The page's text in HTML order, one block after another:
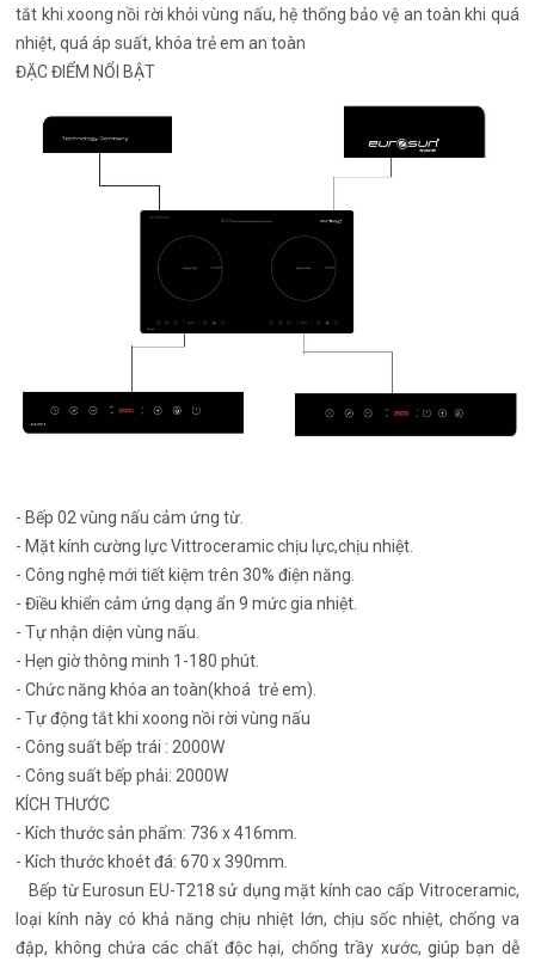
tắt khi xoong nồi rời khỏi vùng nấu, hệ thống bảo vệ an toàn khi quá
nhiệt, quá áp suất, khóa trẻ em an toàn
ĐẶC ĐIỂM NỔI BẬT
- Bếp 02 vùng nấu cảm ứng từ.
- Mặt kính cường lực Vittroceramic chịu lực,chịu nhiệt.
- Công nghệ mới tiết kiệm trên 30% điện năng.
- Điều khiển cảm ứng dạng ẩn 9 mức gia nhiệt.
- Tự nhận diện vùng nấu.
- Hẹn giờ thông minh 1-180 phút.
- Chức năng khóa an toàn(khoá trẻ em).
- Tự động tắt khi xoong nồi rời vùng nấu
- Công suất bếp trái : 2000W
- Công suất bếp phải: 2000W
KÍCH THƯỚC
- Kích thước sản phẩm: 736 x 416mm.
- Kích thước khoét đá: 670 x 390mm.
Bếp từ Eurosun EU-T218 sử dụng mặt kính cao cấp Vitroceramic,
loại kính này có khả năng chịu nhiệt lớn, chịu sốc nhiệt, chống va
đập, không chứa các chất độc hại, chống trầy xước, giúp bạn dễ